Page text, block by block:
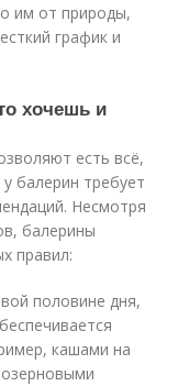
им от природы,
график и
хочешь и
есть всё,
балерин требует
Несмотря
балерины
правил:
половине дня,
кашами на